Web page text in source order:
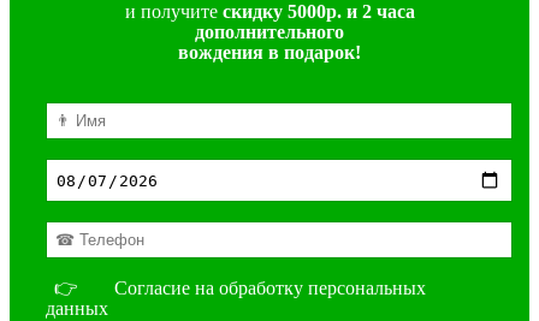
и получите скидку 5000р. и 2 часа
дополнительного
вождения в подарок!
👉
Согласие на обработку персональных
данных